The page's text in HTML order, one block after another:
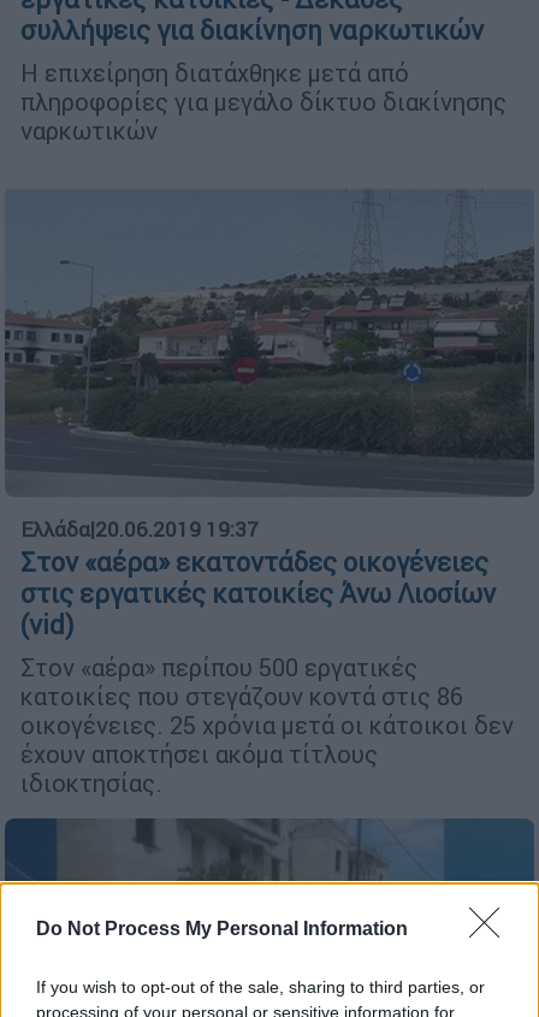
Do Not Process My Personal Information
If you wish to opt-out of the sale, sharing to third parties, or
processing of your personal or sensitive information for
συλλήψεις για διακίνηση ναρκωτικών
Η επιχείρηση διατάχθηκε μετά από
πληροφορίες για μεγάλο δίκτυο διακίνησης
ναρκωτικών
Ελλάδα|20.06.2019 19:37
Στον «αέρα» εκατοντάδες οικογένειες
στις εργατικές κατοικίες Άνω Λιοσίων
(vid)
Στον «αέρα» περίπου 500 εργατικές
κατοικίες που στεγάζουν κοντά στις 86
οικογένειες. 25 χρόνια μετά οι κάτοικοι δεν
έχουν αποκτήσει ακόμα τίτλους
ιδιοκτησίας.